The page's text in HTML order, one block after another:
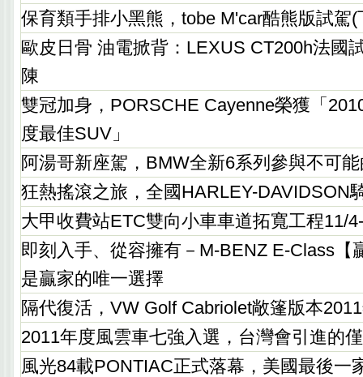
保育類手排小黑熊，tobe M'car酷熊版試駕(
歐皮日骨 油電掀背：LEXUS CT200h法國
陳
雙冠加身，PORSCHE Cayenne榮獲「
度最佳SUV」
阿湯哥新座駕，BMW全新6系列參與不可
狂熱搖滾之旅，全國HARLEY-DAVIDSON
大甲收費站ETC雙向小車車道拓寬工程11/
即刻入手、從容擁有－M-BENZ E-Class【
是贏家的唯一選擇
隔代復活，VW Golf Cabriolet敞篷版本
2011年度風雲車七強入選，台灣會引進的
風光84載PONTIAC正式落幕，美國最後一